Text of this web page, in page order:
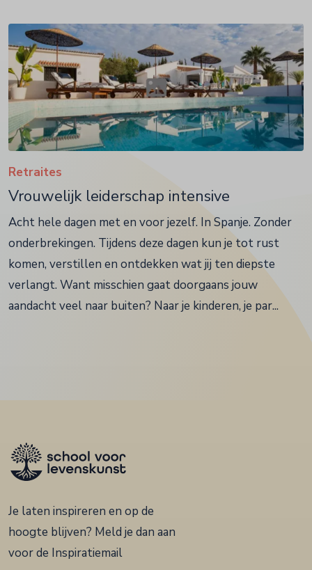
Retraites
Vrouwelijk leiderschap intensive
Acht hele dagen met en voor jezelf. In Spanje. Zonder
onderbrekingen. Tijdens deze dagen kun je tot rust
komen, verstillen en ontdekken wat jij ten diepste
verlangt. Want misschien gaat doorgaans jouw
aandacht veel naar buiten? Naar je kinderen, je par...
Je laten inspireren en op de
hoogte blijven? Meld je dan aan
voor de Inspiratiemail